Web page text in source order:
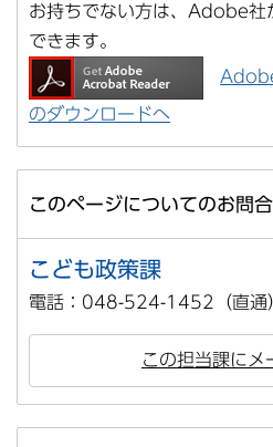
お持ちでない方は、Adobe社
できます。
のダウンロードへ
このページについてのお問
こども政策課
電話：048-524-1452（直通
この担当課にメ